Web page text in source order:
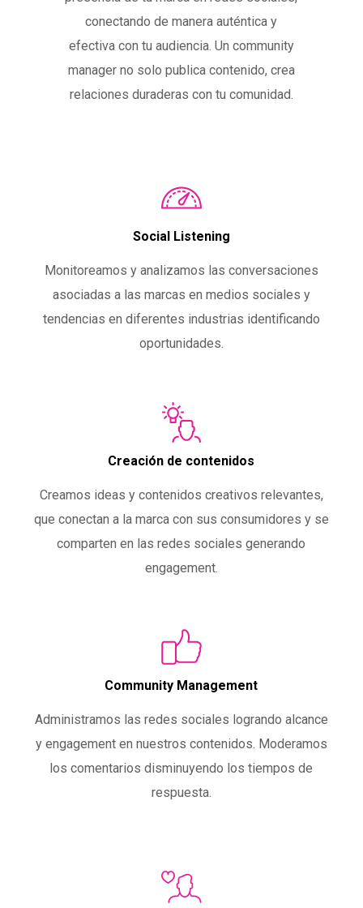
conectando de manera auténtica y
efectiva con tu audiencia. Un community
manager no solo publica contenido, crea
relaciones duraderas con tu comunidad.
Social Listening
Monitoreamos y analizamos las conversaciones
asociadas a las marcas en medios sociales y
tendencias en diferentes industrias identificando
oportunidades.
Creación de contenidos
Creamos ideas y contenidos creativos relevantes,
que conectan a la marca con sus consumidores y se
comparten en las redes sociales generando
engagement.
Community Management
Administramos las redes sociales logrando alcance
y engagement en nuestros contenidos. Moderamos
los comentarios disminuyendo los tiempos de
respuesta.